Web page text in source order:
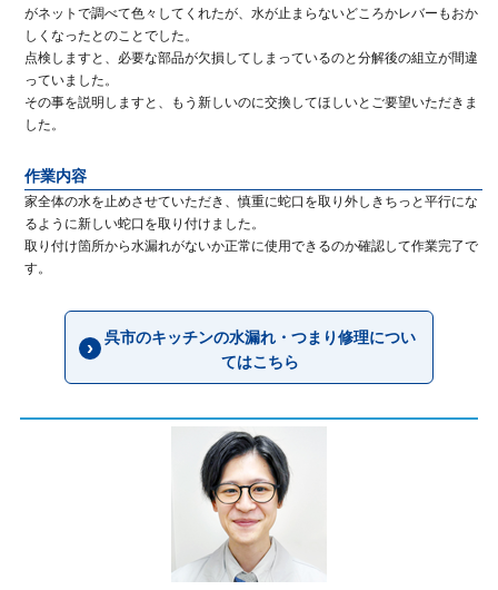
がネットで調べて色々してくれたが、水が止まらないどころかレバーもおか
しくなったとのことでした。
点検しますと、必要な部品が欠損してしまっているのと分解後の組立が間違
っていました。
その事を説明しますと、もう新しいのに交換してほしいとご要望いただきま
した。
作業内容
家全体の水を止めさせていただき、慎重に蛇口を取り外しきちっと平行にな
るように新しい蛇口を取り付けました。
取り付け箇所から水漏れがないか正常に使用できるのか確認して作業完了で
す。
呉市のキッチンの水漏れ・つまり修理につい
てはこちら